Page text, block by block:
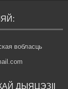
вобласць
ДЫЯЦЭЗІІ